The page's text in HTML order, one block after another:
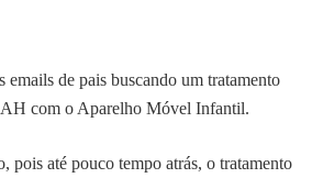
emails de pais buscando um tratamento
com o Aparelho Móvel Infantil.
pois até pouco tempo atrás, o tratamento